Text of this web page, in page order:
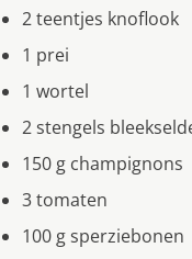
2 teentjes knoflook
1 prei
1 wortel
2 stengels
150 g champignons
3 tomaten
100 g sperziebonen